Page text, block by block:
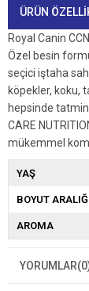
ÜRÜN
Royal Canin
Özel besin
seçici iştaha
köpekler, koku,
hepsinde
CARE
mükemmel
YAŞ
BOYUT
AROMA
YORUMLAR